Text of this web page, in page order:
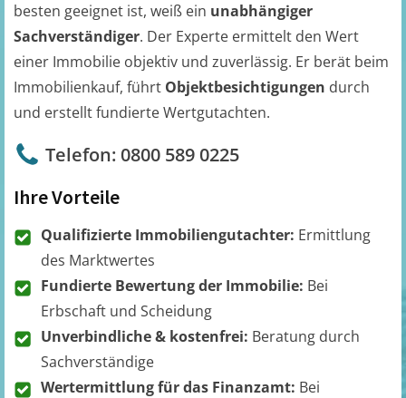
besten geeignet ist, weiß ein unabhängiger
Sachverständiger. Der Experte ermittelt den Wert
einer Immobilie objektiv und zuverlässig. Er berät beim
Immobilienkauf, führt Objektbesichtigungen durch
und erstellt fundierte Wertgutachten.
Telefon: 0800 589 0225
Ihre Vorteile
Qualifizierte Immobiliengutachter: Ermittlung
des Marktwertes
Fundierte Bewertung der Immobilie: Bei
Erbschaft und Scheidung
Unverbindliche & kostenfrei: Beratung durch
Sachverständige
Wertermittlung für das Finanzamt: Bei